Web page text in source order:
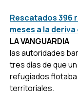
Rescatados 396
meses a la deriva
LA VANGUARDIA
las autoridades
tres días de que
refugiados flotaba
territoriales.